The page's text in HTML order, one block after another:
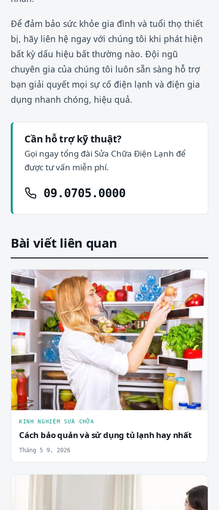
Để đảm bảo sức khỏe gia đình và tuổi thọ thiết
bị, hãy liên hệ ngay với chúng tôi khi phát hiện
bất kỳ dấu hiệu bất thường nào. Đội ngũ
chuyên gia của chúng tôi luôn sẵn sàng hỗ trợ
bạn giải quyết mọi sự cố điện lạnh và điện gia
dụng nhanh chóng, hiệu quả.
Cần hỗ trợ kỹ thuật?
Gọi ngay tổng đài Sửa Chữa Điện Lạnh để
được tư vấn miễn phí.
09.0705.0000
Bài viết liên quan
KINH NGHIỆM SỬA CHỮA
Cách bảo quản và sử dụng tủ lạnh hay nhất
Tháng 5 9, 2026